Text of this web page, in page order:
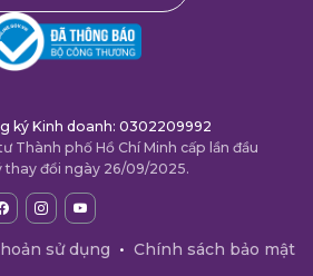
ký Kinh doanh: 0302209992
Thành phố Hồ Chí Minh cấp lần đầu
thay đổi ngày 26/09/2025.
sử dụng • Chính sách bảo mật